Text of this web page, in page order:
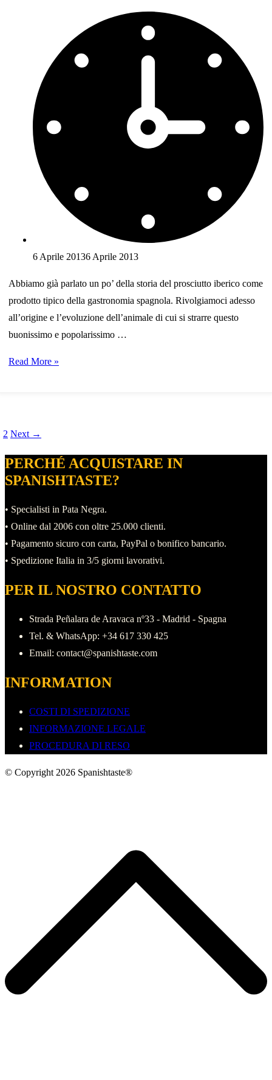
6 Aprile 20136 Aprile 2013
Abbiamo già parlato un po’ della storia del prosciutto iberico come
prodotto tipico della gastronomia spagnola. Rivolgiamoci adesso
all’origine e l’evoluzione dell’animale di cui si strarre questo
buonissimo e popolarissimo …
Origine
suino
(I)
Read More »
Page
2 Next →
PERCHÉ ACQUISTARE IN
SPANISHTASTE?
• Specialisti in Pata Negra.
• Online dal 2006 con oltre 25.000 clienti.
• Pagamento sicuro con carta, PayPal o bonifico bancario.
• Spedizione Italia in 3/5 giorni lavorativi.
PER IL NOSTRO CONTATTO
Strada Peñalara de Aravaca nº33 - Madrid - Spagna
Tel. & WhatsApp: +34 617 330 425
Email: contact@spanishtaste.com
INFORMATION
COSTI DI SPEDIZIONE
INFORMAZIONE LEGALE
PROCEDURA DI RESO
© Copyright 2026 Spanishtaste®